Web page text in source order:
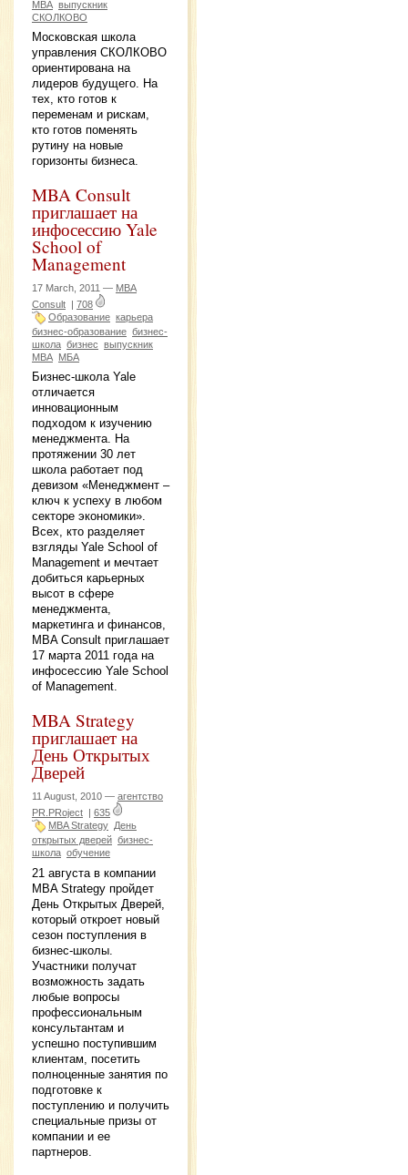
MBA выпускник
СКОЛКОВО
Московская школа
управления СКОЛКОВО
ориентирована на
лидеров будущего. На
тех, кто готов к
переменам и рискам,
кто готов поменять
рутину на новые
горизонты бизнеса.
MBA Consult
приглашает на
инфосессию Yale
School of
Management
17 March, 2011 — MBA
Consult | 708
Образование карьера
бизнес-образование бизнес-
школа бизнес выпускник
MBA МБА
Бизнес-школа Yale
отличается
инновационным
подходом к изучению
менеджмента. На
протяжении 30 лет
школа работает под
девизом «Менеджмент –
ключ к успеху в любом
секторе экономики».
Всех, кто разделяет
взгляды Yale School of
Management и мечтает
добиться карьерных
высот в сфере
менеджмента,
маркетинга и финансов,
MBA Consult приглашает
17 марта 2011 года на
инфосессию Yale School
of Management.
MBA Strategy
приглашает на
День Открытых
Дверей
11 August, 2010 — агентство
PR.PRoject
635
MBA Strategy День
открытых дверей бизнес-
школа обучение
21 августа в компании
MBA Strategy пройдет
День Открытых Дверей,
который откроет новый
сезон поступления в
бизнес-школы.
Участники получат
возможность задать
любые вопросы
профессиональным
консультантам и
успешно поступившим
клиентам, посетить
полноценные занятия по
подготовке к
поступлению и получить
специальные призы от
компании и ее
партнеров.